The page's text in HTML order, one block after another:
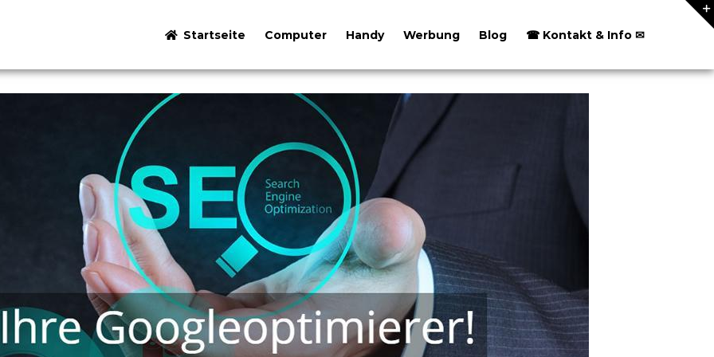
Startseite Computer Handy Werbung Blog ☎ Kontakt & Info ✉